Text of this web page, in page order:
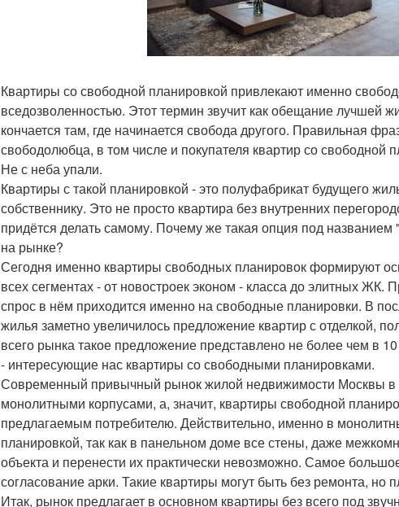
Квартиры со свободной планировкой привлекают именно
вседозволенностью. Этот термин звучит как обещание лучшей
кончается там, где начинается свобода другого. Правильная
свободолюбца, в том числе и покупателя квартир со свободной
Не с неба упали.
Квартиры с такой планировкой - это полуфабрикат будущего
собственнику. Это не просто квартира без внутренних
придётся делать самому. Почему же такая опция под
на рынке?
Сегодня именно квартиры свободных планировок формируют
всех сегментах - от новостроек эконом - класса до элитных
спрос в нём приходится именно на свободные планировки. В
жилья заметно увеличилось предложение квартир с отделкой,
всего рынка такое предложение представлено не более чем в
- интересующие нас квартиры со свободными планировками.
Современный привычный рынок жилой недвижимости Москвы в
монолитными корпусами, а, значит, квартиры свободной
предлагаемым потребителю. Действительно, именно в
планировкой, так как в панельном доме все стены, даже
объекта и перенести их практически невозможно. Самое
согласование арки. Такие квартиры могут быть без ремонта, но
Итак, рынок предлагает в основном квартиры без всего под